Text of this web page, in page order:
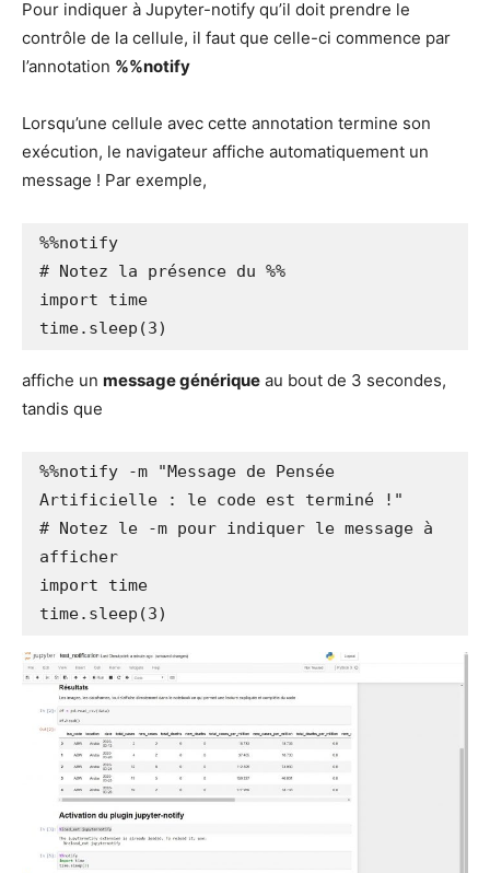
Pour indiquer à Jupyter-notify qu’il doit prendre le
contrôle de la cellule, il faut que celle-ci commence par
l’annotation %%notify
Lorsqu’une cellule avec cette annotation termine son
exécution, le navigateur affiche automatiquement un
message ! Par exemple,
%%notify
# Notez la présence du %%
import time
time.sleep(3)
affiche un message générique au bout de 3 secondes,
tandis que
%%notify -m "Message de Pensée
Artificielle : le code est terminé !"
# Notez le -m pour indiquer le message à
afficher
import time
time.sleep(3)